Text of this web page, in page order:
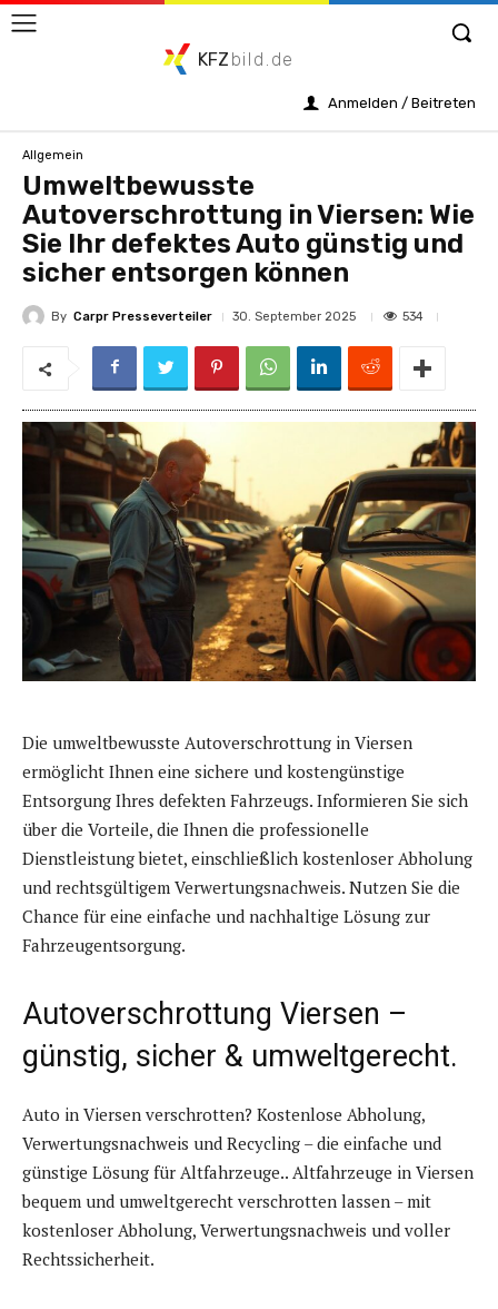
KFZ bild.de
Anmelden / Beitreten
Allgemein
Umweltbewusste
Autoverschrottung in Viersen: Wie
Sie Ihr defektes Auto günstig und
sicher entsorgen können
By Carpr Presseverteiler 30. September 2025 534
Die umweltbewusste Autoverschrottung in Viersen
ermöglicht Ihnen eine sichere und kostengünstige
Entsorgung Ihres defekten Fahrzeugs. Informieren Sie sich
über die Vorteile, die Ihnen die professionelle
Dienstleistung bietet, einschließlich kostenloser Abholung
und rechtsgültigem Verwertungsnachweis. Nutzen Sie die
Chance für eine einfache und nachhaltige Lösung zur
Fahrzeugentsorgung.
Autoverschrottung Viersen –
günstig, sicher & umweltgerecht.
Auto in Viersen verschrotten? Kostenlose Abholung,
Verwertungsnachweis und Recycling – die einfache und
günstige Lösung für Altfahrzeuge.. Altfahrzeuge in Viersen
bequem und umweltgerecht verschrotten lassen – mit
kostenloser Abholung, Verwertungsnachweis und voller
Rechtssicherheit.